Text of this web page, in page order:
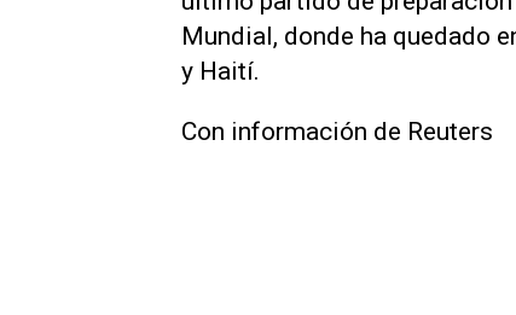
Mundial, donde ha quedado
y Haití.
Con información de Reuters